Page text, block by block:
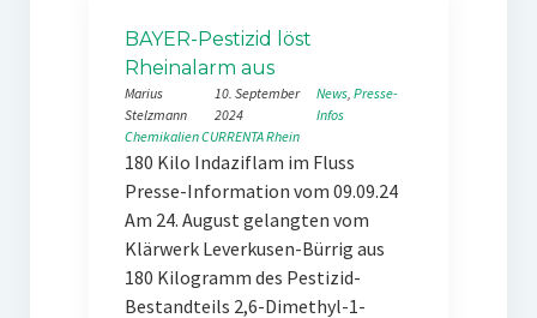
BAYER-Pestizid löst
Rheinalarm aus
Marius
Stelzmann
10. September
2024
News, Presse-
Infos
ChemikalienCURRENTARhein
180 Kilo Indaziflam im Fluss
Presse-Information vom 09.09.24
Am 24. August gelangten vom
Klärwerk Leverkusen-Bürrig aus
180 Kilogramm des Pestizid-
Bestandteils 2,6-Dimethyl-1-